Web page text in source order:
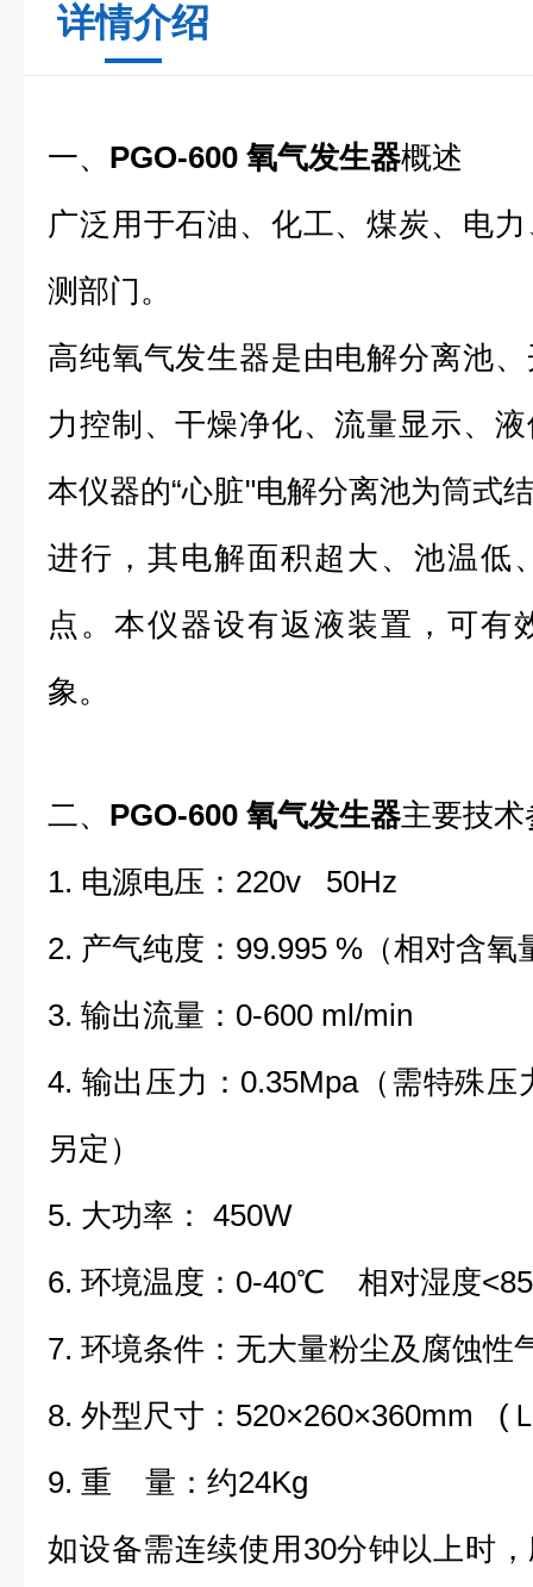
详情介绍
一、 PGO-600 氧气发生器概述
广泛用于石油、化工、煤炭、电
测部门。
高纯氧气发生器是由电解分离池
力控制、干燥净化、流量显示、
本仪器的“心脏"电解分离池为筒式
进行，其电解面积超大、池温低
点。本仪器设有返液装置，可有
象。
二、 PGO-600 氧气发生器主要技术
1. 电源电压：220v 50Hz
2. 产气纯度：99.995 %（相对含氧
3. 输出流量：0-600 ml/min
4. 输出压力：0.35Mpa（需特殊
另定）
5. 大功率： 450W
6. 环境温度：0-40℃ 相对湿度
7. 环境条件：无大量粉尘及腐蚀性
8. 外型尺寸：
9. 重 量：约24Kg
如设备需连续使用30分钟以上时